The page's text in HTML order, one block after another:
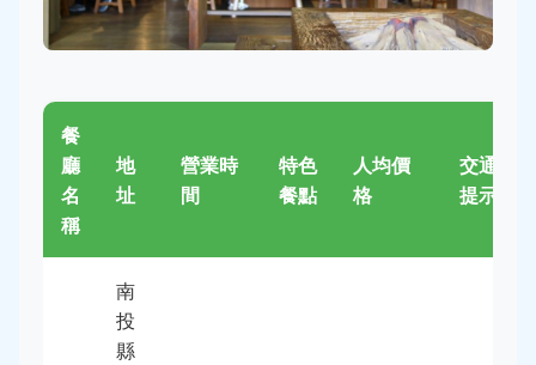
餐
廳
名
稱
地
址
營業時
間
特色
餐點
人均價
格
交通
提示
南
投
縣